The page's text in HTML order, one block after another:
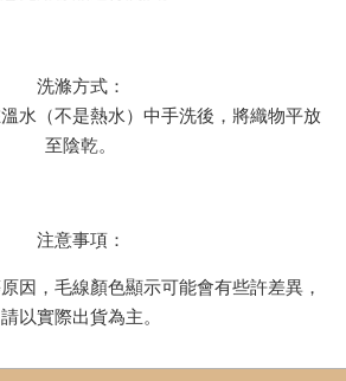
洗滌方式：
水（不是熱水）中手洗後，將織物平放
至陰乾。
注意事項：
因，毛線顏色顯示可能會有些許差異，
請以實際出貨為主。